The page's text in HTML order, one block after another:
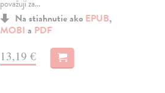
považují za...
Na stiahnutie ako EPUB,
MOBI a PDF
13,19 €